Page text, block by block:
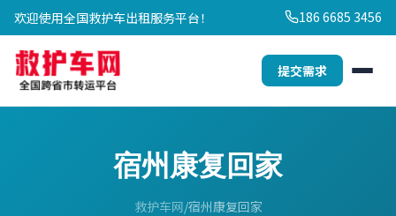
欢迎使用全国救护车出租服务平台！ 186 6685 3456
提交需求
宿州康复回家
救护车网 宿州康复回家